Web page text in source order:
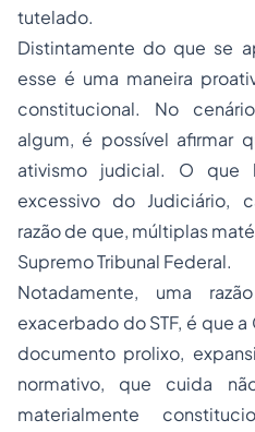
tutelado.
Distintamente do que se
esse é uma maneira
constitucional. No
algum, é possível afirmar
ativismo judicial. O que
excessivo do Judiciário,
razão de que, múltiplas
Supremo Tribunal Federal.
Notadamente, uma
exacerbado do STF, é que
documento prolixo,
normativo, que cuida
materialmente